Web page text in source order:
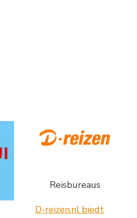
Reisbureaus
D-reizen.nl biedt